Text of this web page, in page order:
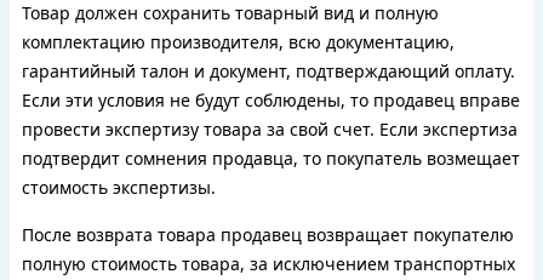
Товар должен сохранить товарный вид и полную
комплектацию производителя, всю документацию,
гарантийный талон и документ, подтверждающий оплату.
Если эти условия не будут соблюдены, то продавец вправе
провести экспертизу товара за свой счет. Если экспертиза
подтвердит сомнения продавца, то покупатель возмещает
стоимость экспертизы.
После возврата товара продавец возвращает покупателю
полную стоимость товара, за исключением транспортных